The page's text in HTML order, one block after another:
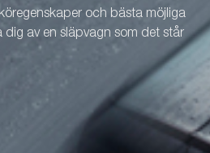
och bästa möjliga
av en släpvagn som det står